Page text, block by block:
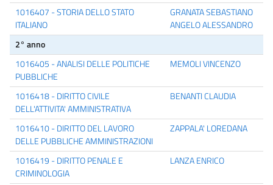
1016407 - STORIA DELLO STATO
ITALIANO
GRANATA SEBASTIANO
ANGELO ALESSANDRO
2° anno
1016405 - ANALISI DELLE POLITICHE
PUBBLICHE
MEMOLI VINCENZO
1016418 - DIRITTO CIVILE
DELL'ATTIVITA' AMMINISTRATIVA
BENANTI CLAUDIA
1016410 - DIRITTO DEL LAVORO
DELLE PUBBLICHE AMMINISTRAZIONI
ZAPPALA' LOREDANA
1016419 - DIRITTO PENALE E
CRIMINOLOGIA
LANZA ENRICO